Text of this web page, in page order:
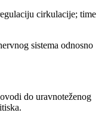
cirkulacije; time
sistema odnosno
do uravnoteženog